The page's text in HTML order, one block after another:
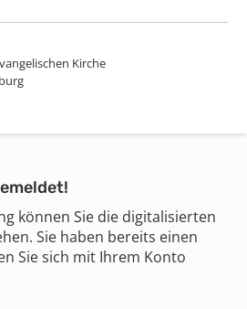
Kirche
können Sie die digitalisierten
Sie haben bereits einen
Sie sich mit Ihrem Konto